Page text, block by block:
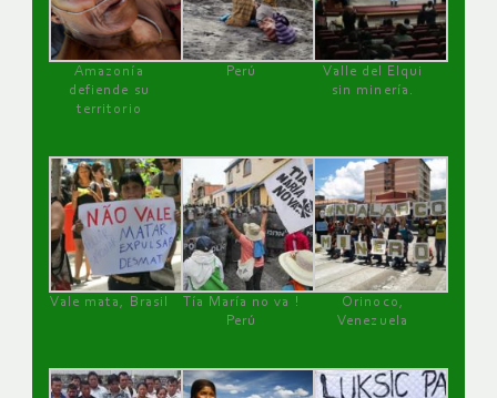
Amazonía
defiende su
territorio
Perú
Valle del Elqui
sin minería.
Vale mata, Brasil
Tía María no va !
Perú
Orinoco,
Venezuela